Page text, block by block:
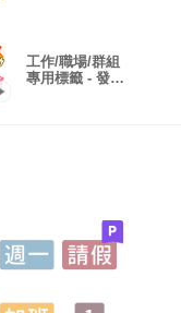
工作/職場/群組
專用標籤 - 發訊